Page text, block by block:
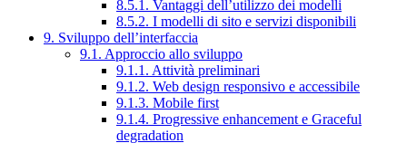
8.5.1. Vantaggi dell’utilizzo dei modelli
8.5.2. I modelli di sito e servizi disponibili
9. Sviluppo dell’interfaccia
9.1. Approccio allo sviluppo
9.1.1. Attività preliminari
9.1.2. Web design responsivo e accessibile
9.1.3. Mobile first
9.1.4. Progressive enhancement e Graceful
degradation